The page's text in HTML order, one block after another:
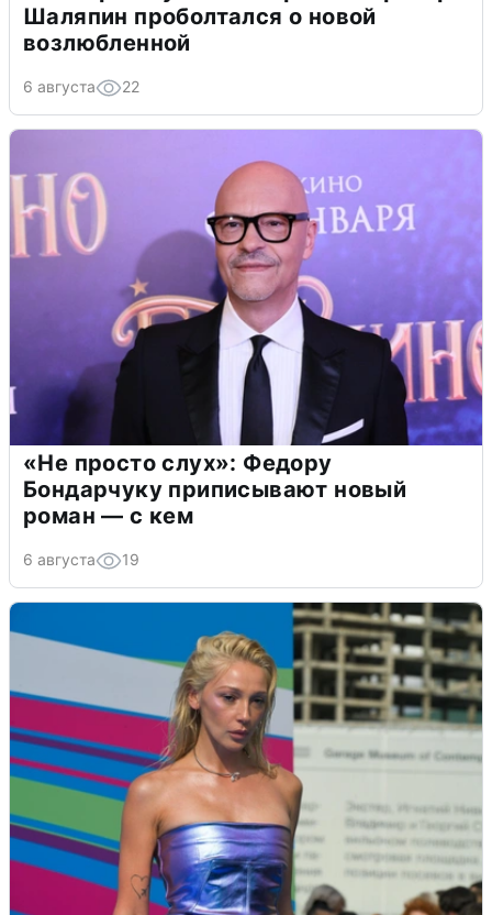
Шаляпин проболтался о новой
возлюбленной
6 августа 22
«Не просто слух»: Федору
Бондарчуку приписывают новый
роман — с кем
6 августа 19